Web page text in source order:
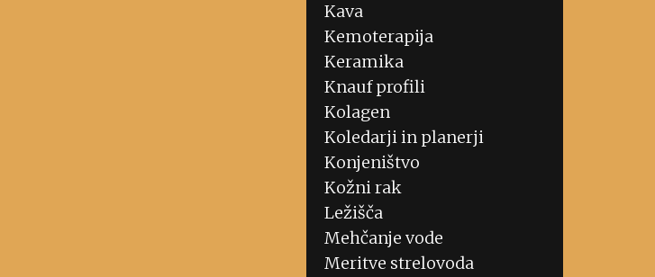
Kava
Kemoterapija
Keramika
Knauf profili
Kolagen
Koledarji in planerji
Konjeništvo
Kožni rak
Ležišča
Mehčanje vode
Meritve strelovoda